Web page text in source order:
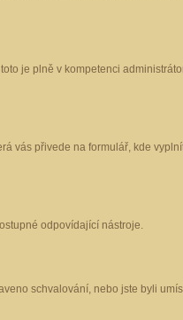
je plně v kompetenci
vás přivede na formulář, kde
odpovídající nástroje.
schvalování, nebo jste byli